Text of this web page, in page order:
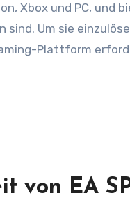
Xbox und PC, und
Um sie
Plattform
von EA